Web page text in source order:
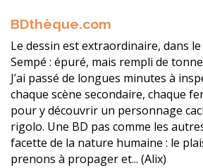
BDthèque.com
Le dessin est extraordinaire, dans
Sempé : épuré, mais rempli de
J’ai passé de longues minutes à
chaque scène secondaire, chaque
pour y découvrir un personnage
rigolo. Une BD pas comme les
facette de la nature humaine : le
prenons à propager et... (Alix)